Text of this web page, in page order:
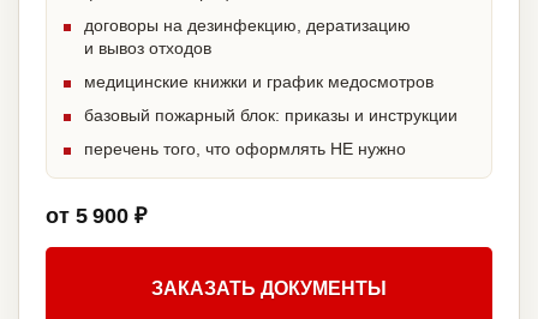
договоры на дезинфекцию, дератизацию
и вывоз отходов
медицинские книжки и график медосмотров
базовый пожарный блок: приказы и инструкции
перечень того, что оформлять НЕ нужно
от 5 900 ₽
ЗАКАЗАТЬ ДОКУМЕНТЫ